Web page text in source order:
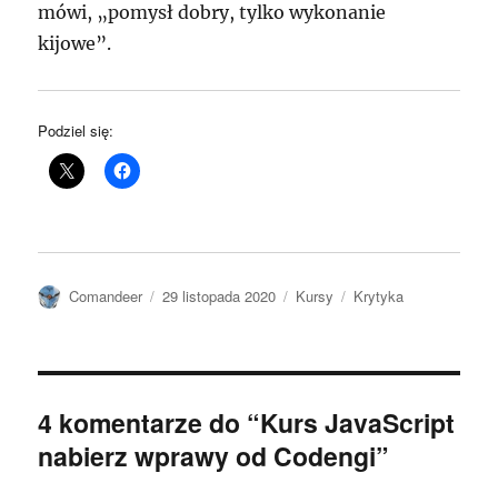
mówi,
pomysł dobry, tylko wykonanie
kijowe .
Podziel się:
Autor
Comandeer
Data
29 listopada 2020 Kategorie
Kursy Tagi
Krytyka
4 komentarze do “Kurs JavaScript
nabierz wprawy od Codengi”